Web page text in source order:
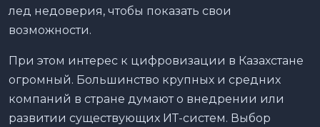
лед недоверия, чтобы показать свои
возможности.
При этом интерес к цифровизации в Казахстане
огромный. Большинство крупных и средних
компаний в стране думают о внедрении или
развитии существующих ИТ-систем. Выбор